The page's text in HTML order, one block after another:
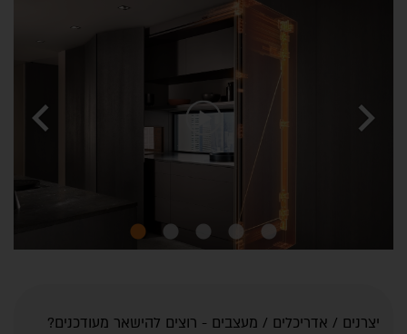
chevron_left chevron_right
יצרנים / אדריכלים / מעצבים - רוצים להישאר מעודכנים?